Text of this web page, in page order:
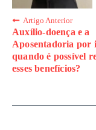
Artigo Anterior
Auxílio-doença e a
Aposentadoria por
quando é possível
esses benefícios?